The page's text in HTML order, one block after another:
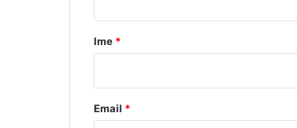
r
Ime *
Email *